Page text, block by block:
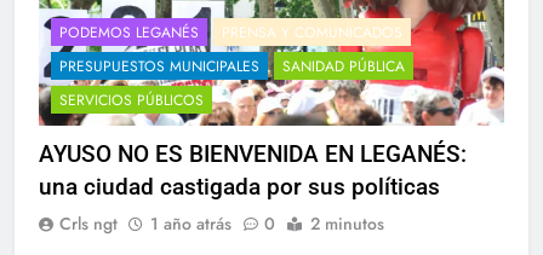
PODEMOS LEGANÉS
PRENSA Y COMUNICADOS
PRESUPUESTOS MUNICIPALES
SANIDAD PÚBLICA
SERVICIOS PÚBLICOS
AYUSO NO ES BIENVENIDA EN LEGANÉS:
una ciudad castigada por sus políticas
Crls ngt 1 año atrás 0 2 minutos